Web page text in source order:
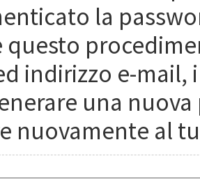
la
questo
indirizzo e-mail,
una
nuovamente al